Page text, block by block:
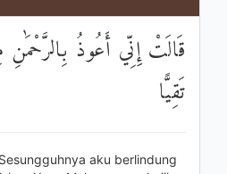
قَالَتْ إِنِّي أَعُوذُ
تَقِيًّا
aku berlindung